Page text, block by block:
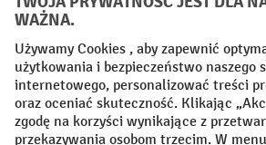
Factura Przedpłata
Sieci społecznościowe
Facebook
YouTube
LinkedIn
Instagram